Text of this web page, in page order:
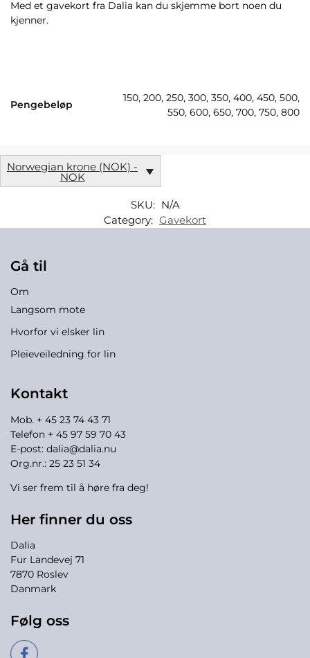
Med et gavekort fra Dalia kan du skjemme bort noen du
kjenner.
Pengebeløp
150, 200, 250, 300, 350, 400, 450, 500,
550, 600, 650, 700, 750, 800
Norwegian krone (NOK) -
NOK
SKU: N/A
Category: Gavekort
Gå til
Om
Langsom mote
Hvorfor vi elsker lin
Pleieveiledning for lin
Kontakt
Mob. + 45 23 74 43 71
Telefon + 45 97 59 70 43
E-post: dalia@dalia.nu
Org.nr.: 25 23 51 34
Vi ser frem til å høre fra deg!
Her finner du oss
Dalia
Fur Landevej 71
7870 Roslev
Danmark
Følg oss